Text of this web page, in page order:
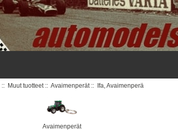
:: Muut tuotteet ::Avaimenperät :: Ifa, Avaimenperä
Avaimenperät